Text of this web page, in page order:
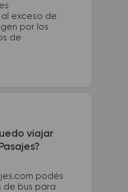
exceso de
por los
de
viajar
podés
de bus para